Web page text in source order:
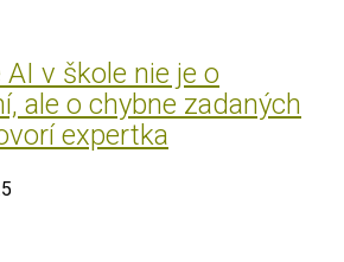
v škole nie je o
ale o chybne zadaných
expertka